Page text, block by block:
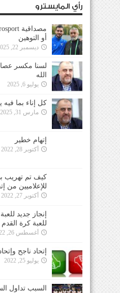
رأي المايسترو
أو التوهين
ديسمبر 22, 2025
لسنا مكسر عصا
الله
يوليو 6, 2025
كل إناء بما فيه
مارس 31, 2025
إتهام خطير
أكتوبر 28, 2022
كيف تم تهريب
للإعلاميين من
أكتوبر 27, 2022
إنجاز جديد
للعبة كرة القدم
أغسطس 26, 2022
إتحاد ناجح
يوليو 25, 2022
السبب تداول